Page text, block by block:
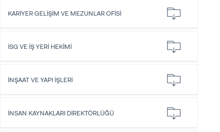
KARİYER GELİŞİM VE MEZUNLAR OFİSİ
İSG VE İŞ YERİ HEKİMİ
İNŞAAT VE YAPI İŞLERİ
İNSAN KAYNAKLARI DİREKTÖRLÜĞÜ